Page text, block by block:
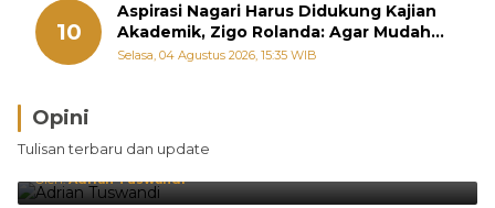
10
Aspirasi Nagari Harus Didukung Kajian
Akademik, Zigo Rolanda: Agar Mudah
Diperjuangkan di Kementerian
Selasa, 04 Agustus 2026, 15:35 WIB
Opini
Tulisan terbaru dan update
Brasil Lebih Diunggulkan, tetapi Jepang Selalu
Punya Cara Membuat Kejutan
Oleh:Adrian Tuswandi